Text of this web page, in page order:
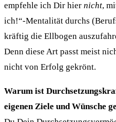
empfehle ich Dir hier nicht,
ich!“-Mentalität durchs
kräftig die Ellbogen
Denn diese Art passt meist
nicht von Erfolg gekrönt.
Warum ist
eigenen Ziele und Wünsche